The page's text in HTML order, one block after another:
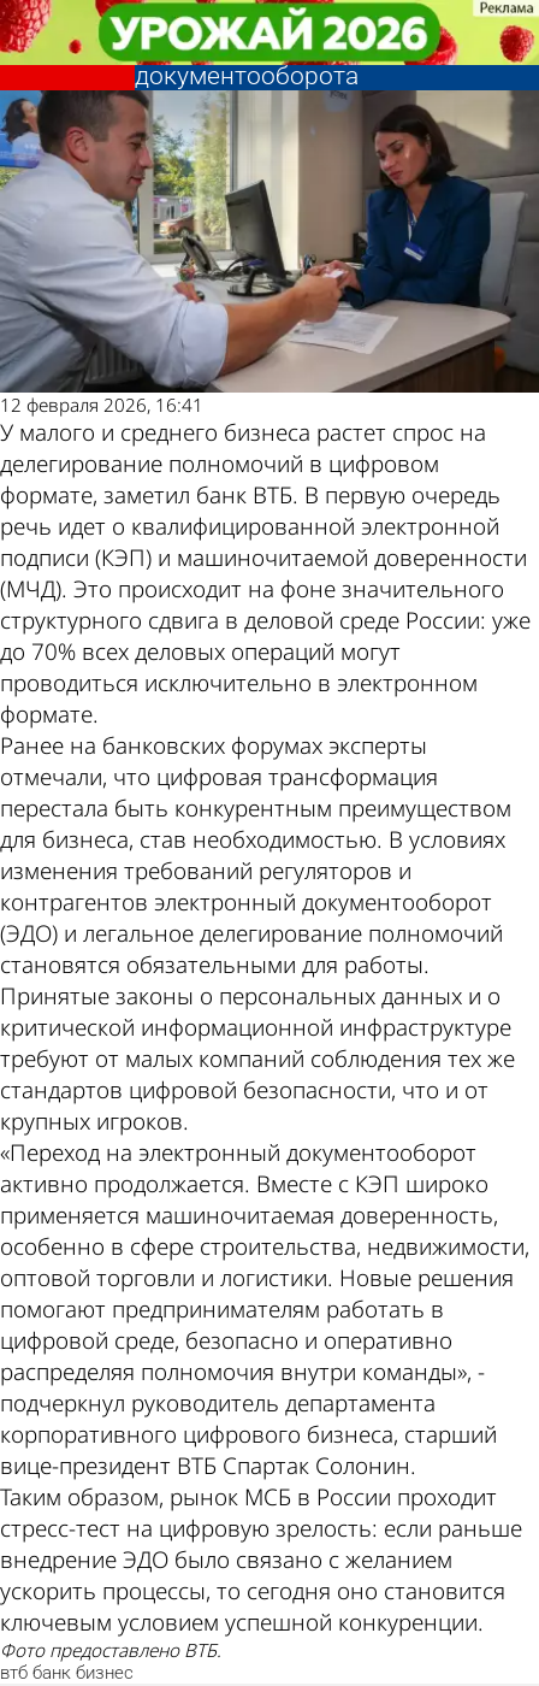
У бизнеса растет спрос на
инструменты для электронного
документооборота
Экономика
12 февраля 2026, 16:41
У малого и среднего бизнеса растет спрос на
делегирование полномочий в цифровом
формате, заметил банк ВТБ. В первую очередь
речь идет о квалифицированной электронной
подписи (КЭП) и машиночитаемой доверенности
(МЧД). Это происходит на фоне значительного
структурного сдвига в деловой среде России: уже
до 70% всех деловых операций могут
проводиться исключительно в электронном
формате.
Ранее на банковских форумах эксперты
отмечали, что цифровая трансформация
перестала быть конкурентным преимуществом
для бизнеса, став необходимостью. В условиях
изменения требований регуляторов и
контрагентов электронный документооборот
(ЭДО) и легальное делегирование полномочий
становятся обязательными для работы.
Принятые законы о персональных данных и о
критической информационной инфраструктуре
требуют от малых компаний соблюдения тех же
стандартов цифровой безопасности, что и от
крупных игроков.
«Переход на электронный документооборот
активно продолжается. Вместе с КЭП широко
применяется машиночитаемая доверенность,
особенно в сфере строительства, недвижимости,
оптовой торговли и логистики. Новые решения
помогают предпринимателям работать в
цифровой среде, безопасно и оперативно
распределяя полномочия внутри команды», -
подчеркнул руководитель департамента
корпоративного цифрового бизнеса, старший
вице-президент ВТБ Спартак Солонин.
Таким образом, рынок МСБ в России проходит
стресс-тест на цифровую зрелость: если раньше
внедрение ЭДО было связано с желанием
ускорить процессы, то сегодня оно становится
ключевым условием успешной конкуренции.
Фото предоставлено ВТБ.
втб банк бизнес
У бизнеса растет спрос на
инструменты для электронного
документооборота
Экономика
Другие новости
по теме
Погода и курсы
валют в Пензе